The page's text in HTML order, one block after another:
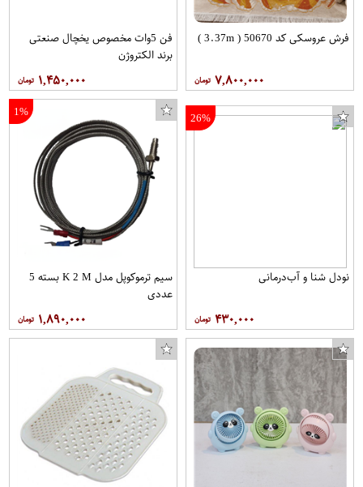
فرش عروسکی کد 50670 ( 3.37m )
۷,۸۰۰,۰۰۰
فن 5وات مخصوص یخچال صنعتی
برند الکتروژن
۱,۴۵۰,۰۰۰
26%
نودل شنا و آب‌درمانی
۴۳۰,۰۰۰
1%
سیم ترموکوپل مدل K 2 M بسته 5
عددی
۱,۸۹۰,۰۰۰